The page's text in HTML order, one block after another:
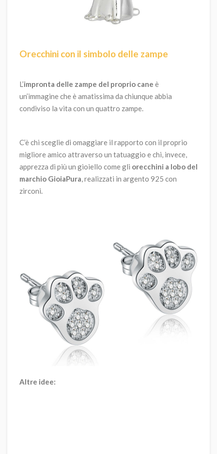
Orecchini con il simbolo delle zampe
L’impronta delle zampe del proprio cane è
un’immagine che è amatissima da chiunque abbia
condiviso la vita con un quattro zampe.
C’è chi sceglie di omaggiare il rapporto con il proprio
migliore amico attraverso un tatuaggio e chi, invece,
apprezza di più un gioiello come gli orecchini a lobo del
marchio GioiaPura, realizzati in argento 925 con
zirconi.
Altre idee: